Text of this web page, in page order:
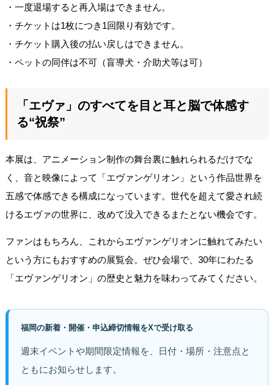
・一度退場すると再入場はできません。
・チケットは1枚につき1回限り有効です。
・チケット購入後の払い戻しはできません。
・ペットの同伴は不可（盲導犬・介助犬等は可）
「エヴァ」のすべてを目と耳と脳で体感す
る“祝祭”
本展は、アニメーション制作の舞台裏に触れられるだけでな
く、音と映像によって「エヴァンゲリオン」という作品世界を
五感で体感できる構成になっています。世代を超えて愛され続
けるエヴァの世界に、改めて没入できるまたとない機会です。
ファンはもちろん、これからエヴァンゲリオンに触れてみたい
という方にもおすすめの展覧会。ぜひ会場で、30年にわたる
「エヴァンゲリオン」の歴史と魅力を味わってみてください。
福岡の新着・開催・申込締切情報をXで受け取る
週末イベントや期間限定情報を、日付・場所・注意点と
ともにお知らせします。